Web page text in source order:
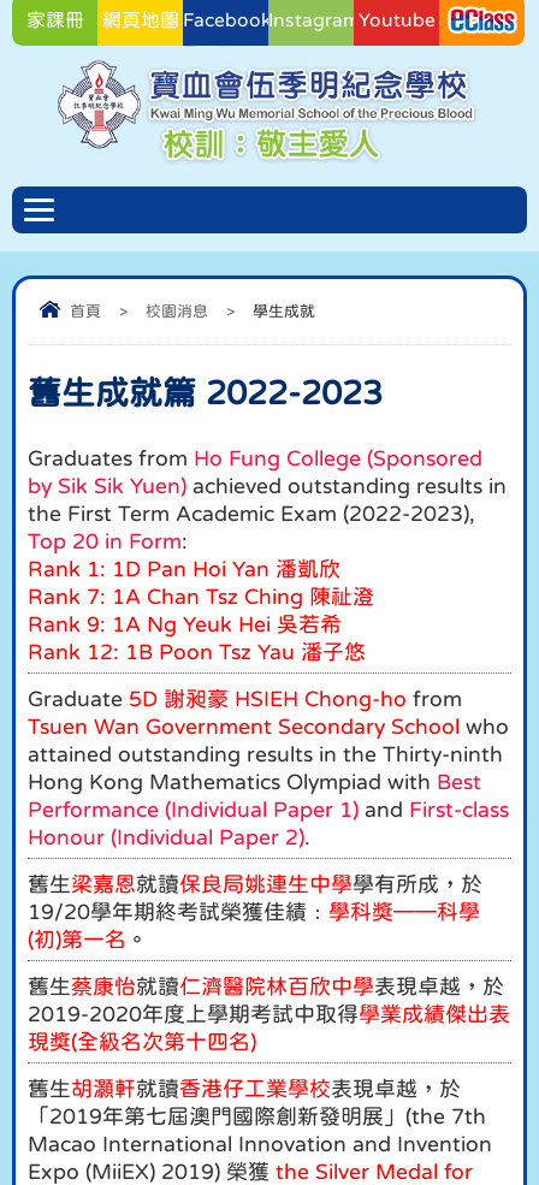
家課冊 網頁地圖 FacebookInstagramYoutube
首頁 > 校園消息 > 學生成就
舊生成就篇 2022-2023
Graduates from Ho Fung College (Sponsored
by Sik Sik Yuen) achieved outstanding results in
the First Term Academic Exam (2022-2023),
Top 20 in Form:
Rank 1: 1D Pan Hoi Yan 潘凱欣
Rank 7: 1A Chan Tsz Ching 陳祉澄
Rank 9: 1A Ng Yeuk Hei 吳若希
Rank 12: 1B Poon Tsz Yau 潘子悠
Graduate 5D 謝昶豪 HSIEH Chong-ho from
Tsuen Wan Government Secondary School who
attained outstanding results in the Thirty-ninth
Hong Kong Mathematics Olympiad with Best
Performance (Individual Paper 1) and
First-class
Honour (Individual Paper 2).
舊生梁嘉恩就讀保良局姚連生中學學有所成，於
19/20學年期終考試榮獲佳績﹕ 學科獎——科學
(初)第一名 。
舊生蔡康怡就讀仁濟醫院林百欣中學表現卓越，於
2019-2020年度上學期考試中取得學業成績傑出表
現獎(全級名次第十四名)
舊生胡灝軒就讀香港仔工業學校表現卓越，於
「2019年第七屆澳門國際創新發明展」(the 7th
Macao International Innovation and Invention
Expo (MiiEX) 2019) 榮獲 the Silver Medal for